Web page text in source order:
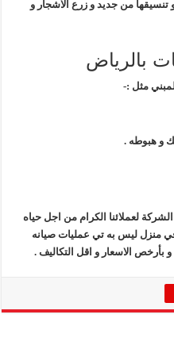
من جديد و زرع الاشجار و
بالرياض
مثل :-
و هبوطه .
لعملائنا الكرام من اجل حياه
في منزل ليس به تي عمليات صيانه
بأرخص الاسعار و اقل التكاليف .